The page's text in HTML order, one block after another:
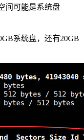
间可能是系统盘
系统盘，还有20GB